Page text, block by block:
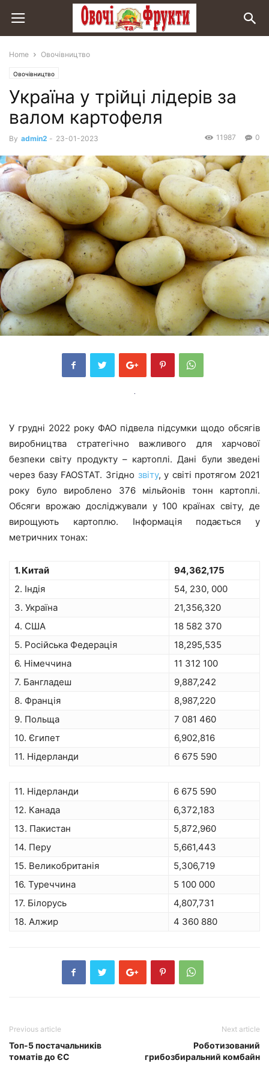
Home Овочівництво
Овочівництво
Україна у трійці лідерів за
валом картофеля
By admin2 - 23-01-2023 0
11987
У грудні 2022 року ФАО підвела підсумки щодо обсягів
виробництва стратегічно важливого для харчової
безпеки світу продукту – картоплі. Дані були зведені
через базу FAOSTAT. Згідно звіту, у світі протягом 2021
року було вироблено 376 мільйонів тонн картоплі.
Обсяги врожаю досліджували у 100 країнах світу, де
вирощують картоплю. Інформація подається у
метричних тонах:
1. Китай
94,362,175
2. Індія
54, 230, 000
3. Україна
21,356,320
4. США
18 582 370
5. Російська Федерація
18,295,535
6. Німеччина
11 312 100
7. Бангладеш
9,887,242
8. Франція
8,987,220
9. Польща
7 081 460
10. Єгипет
6,902,816
11. Нідерланди
6 675 590
11. Нідерланди
6 675 590
12. Канада
6,372,183
13. Пакистан
5,872,960
14. Перу
5,661,443
15. Великобританія
5,306,719
16. Туреччина
5 100 000
17. Білорусь
4,807,731
18. Алжир
4 360 880
Previous article
Топ-5 постачальників
томатів до ЄС
Next article
Роботизований
грибозбиральний комбайн